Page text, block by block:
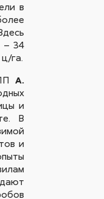
в
– 34
га.
А.
и
В
и